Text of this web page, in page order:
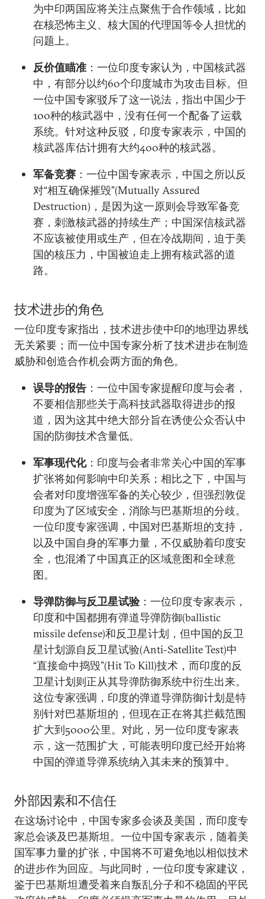
为中印两国应将关注点聚焦于合作领域，比如
在核恐怖主义、核大国的代理国等令人担忧的
问题上。
反价值瞄准：一位印度专家认为，中国核武器
中，有部分以约60个印度城市为攻击目标。但
一位中国专家驳斥了这一说法，指出中国少于
100种的核武器中，没有任何一个配备了运载
系统。针对这种反驳，印度专家表示，中国的
核武器库估计拥有大约400种的核武器。
军备竞赛 ：一位中国专家表示，中国之所以反
对“相互确保摧毁”(Mutually Assured
Destruction)，是因为这一原则会导致军备竞
赛，刺激核武器的持续生产；中国深信核武器
不应该被使用或生产，但在冷战期间，迫于美
国的核压力，中国被迫走上拥有核武器的道
路。
技术进步的角色
一位印度专家指出，技术进步使中印的地理边界线
无关紧要；而一位中国专家分析了技术进步在制造
威胁和创造合作机会两方面的角色。
误导的报告 ：一位中国专家提醒印度与会者，
不要相信那些关于高科技武器取得进步的报
道，因为这其中绝大部分旨在诱使公众否认中
国的防御技术含量低。
军事现代化：印度与会者非常关心中国的军事
扩张将如何影响中印关系；相比之下，中国与
会者对印度增强军备的关心较少，但强烈敦促
印度为了区域安全，消除与巴基斯坦的分歧。
一位印度专家强调，中国对巴基斯坦的支持，
以及中国自身的军事力量，不仅威胁着印度安
全，也混淆了中国真正的区域意图和全球意
图。
导弹防御与反卫星试验：一位印度专家表示，
印度和中国都拥有弹道导弹防御(ballistic
missile defense)和反卫星计划，但中国的反卫
星计划源自反卫星试验(Anti-Satellite Test)中
“直接命中捣毁”(Hit To Kill)技术，而印度的反
卫星计划则正从其导弹防御系统中衍生出来。
这位专家强调，印度的弹道导弹防御计划是特
别针对巴基斯坦的，但现在正在将其拦截范围
扩大到5000公里。对此，另一位印度专家表
示，这一范围扩大，可能表明印度已经开始将
中国的弹道导弹系统纳入其未来的预算中。
外部因素和不信任
在这场讨论中，中国专家多会谈及美国，而印度专
家总会谈及巴基斯坦。一位中国专家表示，随着美
国军事力量的扩张，中国将不可避免地以相似技术
的进步作为回应。与此同时，一位印度专家建议，
鉴于巴基斯坦遭受着来自叛乱分子和不稳固的平民